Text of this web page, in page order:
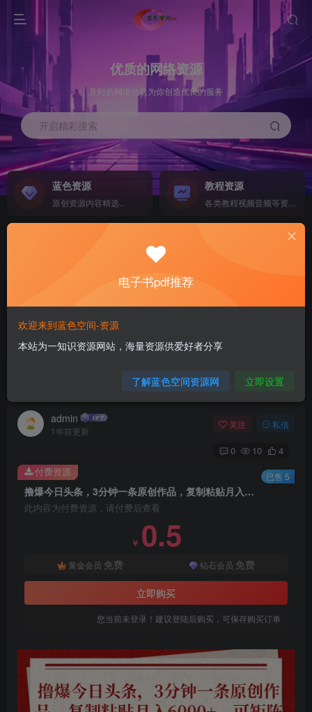
优质的网络资源
及时的网络信息为你创造优良的服务
开启精彩搜索
蓝色资源
原创资源内容精选...
教程资源
计算机 移动设备 软件下载....
电子书籍下载...
首页 自媒体类 正文
撸爆今日头条，3分钟一条原创作品，复制粘贴月
admin
1年前更新
关注 私信
0 10 4
撸爆今日头条，3分钟一条原创作品，复制粘贴月入6000+，可矩阵
此内容为付费资源，请付费后查看
￥ 0.5
黄金会员 免费 钻石会员 免费
立即购买
您当前未登录！建议登陆后购买，可保存购买订单
付费资源 已售 5
电子书pdf推荐
欢迎来到蓝色空间-资源
本站为一知识资源网站，海量资源供爱好者分享
了解蓝色空间资源网 立即设置